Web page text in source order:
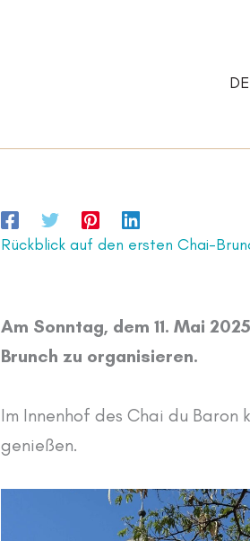
Rückblick auf den ersten Chai-
Am Sonntag, dem 11. Mai
Brunch zu organisieren.
Im Innenhof des Chai du Baron
genießen.